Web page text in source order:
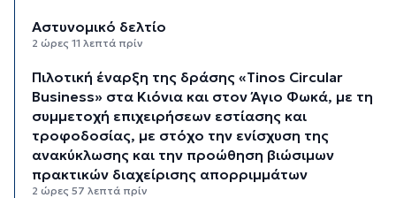
Αστυνομικό δελτίο
2 ώρες 11 λεπτά πρίν
Πιλοτική έναρξη της δράσης «Tinos Circular
Business» στα Κιόνια και στον Άγιο Φωκά, με τη
συμμετοχή επιχειρήσεων εστίασης και
τροφοδοσίας, με στόχο την ενίσχυση της
ανακύκλωσης και την προώθηση βιώσιμων
πρακτικών διαχείρισης απορριμμάτων
2 ώρες 57 λεπτά πρίν